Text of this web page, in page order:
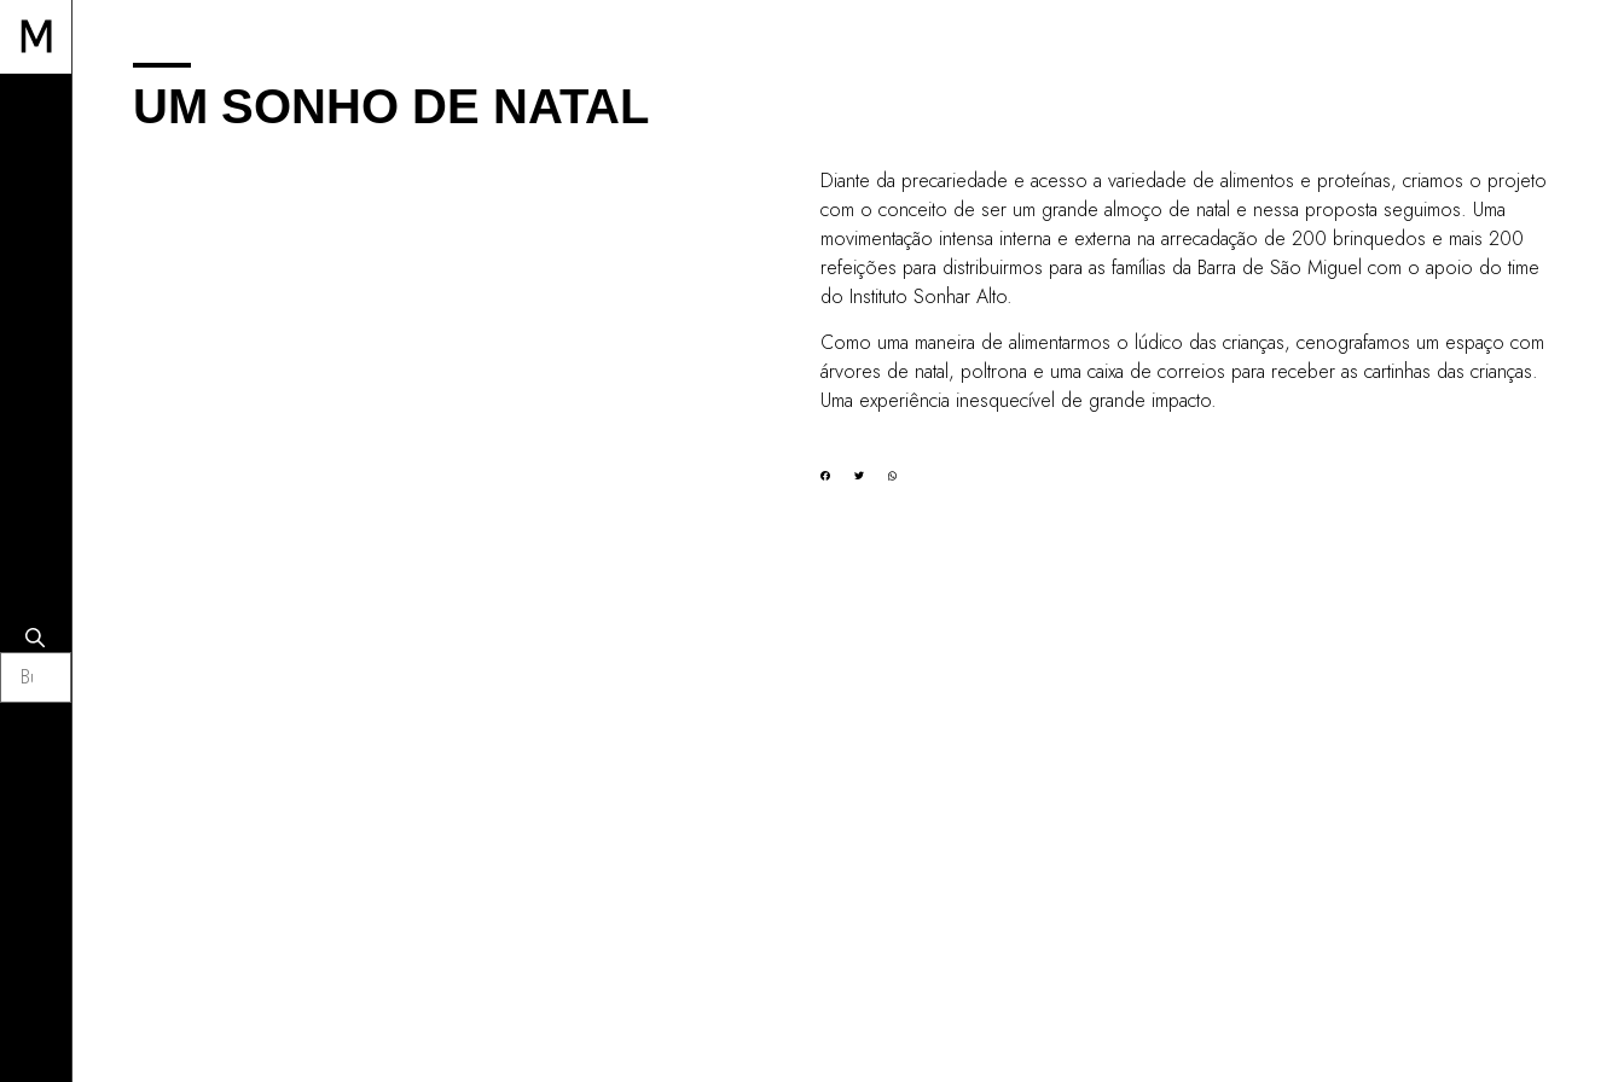
UM SONHO DE NATAL
Diante da precariedade e acesso a variedade de alimentos e proteínas, criamos o projeto
com o conceito de ser um grande almoço de natal e nessa proposta seguimos. Uma
movimentação intensa interna e externa na arrecadação de 200 brinquedos e mais 200
refeições para distribuirmos para as famílias da Barra de São Miguel com o apoio do time
do Instituto Sonhar Alto.
Como uma maneira de alimentarmos o lúdico das crianças, cenografamos um espaço com
árvores de natal, poltrona e uma caixa de correios para receber as cartinhas das crianças.
Uma experiência inesquecível de grande impacto.